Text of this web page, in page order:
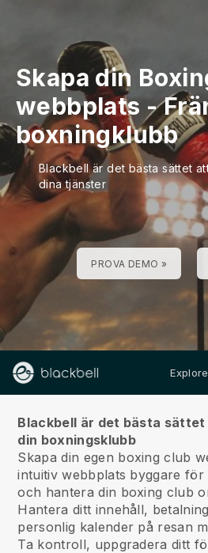
Skapa din
webbplats-
boxningklubb
Blackbell är det bästa sättet
dina tjänster
PROVA DEMO »
Explore
Blackbell är det bästa
din boxningsklubb
Skapa din egen boxing club
intuitiv webbplats byggare
och hantera din boxing club
Hantera ditt innehåll,
personlig kalender på resan
Ta kontroll, uppgradera ditt